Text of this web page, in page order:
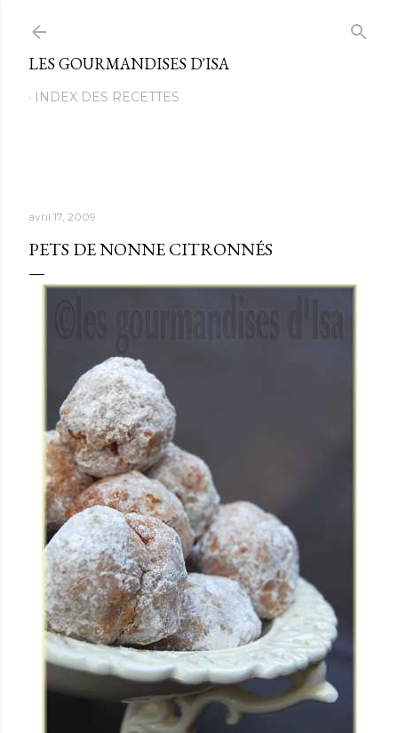
LES GOURMANDISES D'ISA
INDEX DES RECETTES
avril 17, 2009
PETS DE NONNE CITRONNÉS